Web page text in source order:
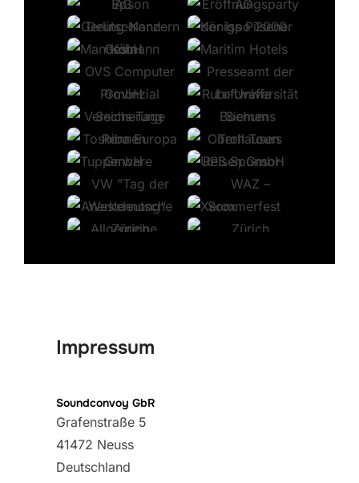
Impressum
Soundconvoy GbR
Grafenstraße 5
41472 Neuss
Deutschland